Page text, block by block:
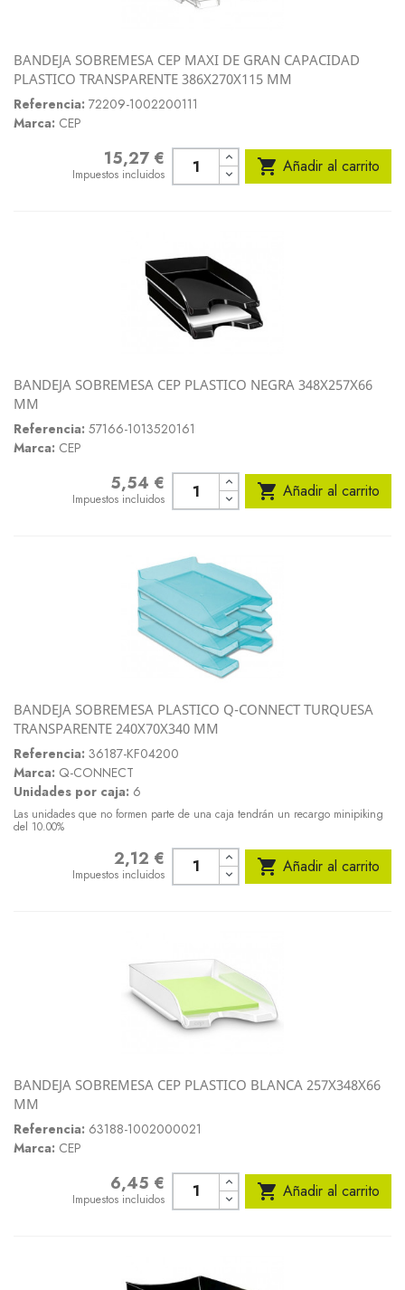
BANDEJA SOBREMESA CEP MAXI DE GRAN CAPACIDAD
PLASTICO TRANSPARENTE 386X270X115 MM
Referencia: 72209-1002200111
Marca: CEP
Precio15,27 €
Impuestos incluidos  Añadir al carrito
BANDEJA SOBREMESA CEP PLASTICO NEGRA 348X257X66
MM
Referencia: 57166-1013520161
Marca: CEP
5,54 €
Impuestos incluidos  Añadir al carrito
BANDEJA SOBREMESA PLASTICO Q-CONNECT TURQUESA
TRANSPARENTE 240X70X340 MM
Referencia: 36187-KF04200
Marca: Q-CONNECT
Unidades por caja: 6
Las unidades que no formen parte de una caja tendrán un recargo minipiking
del 10.00%
2,12 €
Impuestos incluidos  Añadir al carrito
BANDEJA SOBREMESA CEP PLASTICO BLANCA 257X348X66
MM
Referencia: 63188-1002000021
Marca: CEP
6,45 €
Impuestos incluidos  Añadir al carrito